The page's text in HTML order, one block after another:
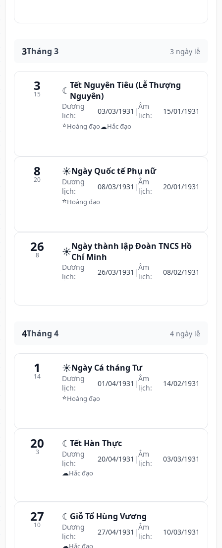
3Tháng 3 3 ngày lễ
3
15 ☾ Tết Nguyên Tiêu (Lễ Thượng
Nguyên)
Dương
lịch:
03/03/1931 |Âm
lịch:
15/01/1931
⭐Hoàng đạo☁Hắc đạo
8
20
☀️Ngày Quốc tế Phụ nữ
Dương
lịch:
08/03/1931 |Âm
lịch:
20/01/1931
⭐Hoàng đạo
26
8 ☀️Ngày thành lập Đoàn TNCS Hồ
Chí Minh
Dương
lịch:
26/03/1931 |Âm
lịch:
08/02/1931
4Tháng 4 4 ngày lễ
1
14
☀️Ngày Cá tháng Tư
Dương
lịch:
01/04/1931 |Âm
lịch:
14/02/1931
⭐Hoàng đạo
20
3
☾ Tết Hàn Thực
Dương
lịch:
20/04/1931 |Âm
lịch:
03/03/1931
☁Hắc đạo
27
10
☾ Giỗ Tổ Hùng Vương
Dương
lịch:
27/04/1931 |Âm
lịch:
10/03/1931
☁Hắc đạo